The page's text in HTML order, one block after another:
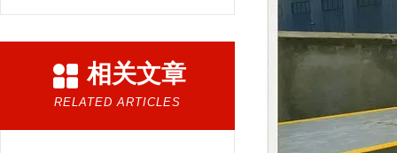
相关文章
RELATED ARTICLES